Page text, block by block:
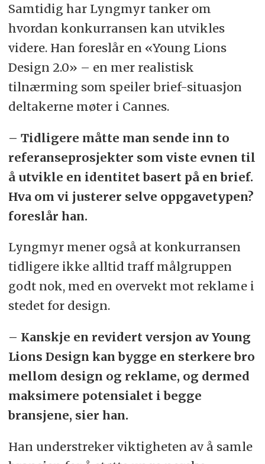
Samtidig har Lyngmyr tanker om
hvordan konkurransen kan utvikles
videre. Han foreslår en «Young Lions
Design 2.0» – en mer realistisk
tilnærming som speiler brief-situasjon
deltakerne møter i Cannes.
– Tidligere måtte man sende inn to
referanseprosjekter som viste evnen til
å utvikle en identitet basert på en brief.
Hva om vi justerer selve oppgavetypen?
foreslår han.
Lyngmyr mener også at konkurransen
tidligere ikke alltid traff målgruppen
godt nok, med en overvekt mot reklame i
stedet for design.
– Kanskje en revidert versjon av Young
Lions Design kan bygge en sterkere bro
mellom design og reklame, og dermed
maksimere potensialet i begge
bransjene, sier han.
Han understreker viktigheten av å samle